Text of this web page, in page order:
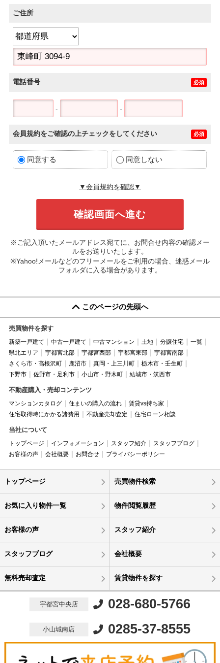
ご住所
電話番号 必須
- -
会員規約をご確認の上チェックをしてください 必須
同意する 同意しない
▼会員規約を確認▼
※ご記入頂いたメールアドレス宛てに、お問合せ内容の確認メー
ルをお送りいたします。
※Yahoo!メールなどのフリーメールをご利用の場合、迷惑メール
フォルダに入る場合があります。
このページの先頭へ
売買物件を探す
新築一戸建て 中古一戸建て 中古マンション 土地 分譲住宅
一覧
県北エリア
宇都宮北部 宇都宮西部 宇都宮東部
宇都宮南部
さくら市・高根沢町
鹿沼市 真岡・上三川町
栃木市・壬生町
下野市
佐野市・足利市 小山市・野木町 結城市・筑西市
不動産購入・売却コンテンツ
マンションカタログ 住まいの購入の流れ
賃貸vs持ち家
住宅取得時にかかる諸費用
不動産売却査定 住宅ローン相談
当社について
トップページ インフォメーション スタッフ紹介
スタッフブログ
お客様の声
会社概要 お問合せ プライバシーポリシー
トップページ 売買物件検索
お気に入り物件一覧 物件閲覧履歴
お客様の声 スタッフ紹介
スタッフブログ 会社概要
無料売却査定 賃貸物件を探す
宇都宮中央店 028-680-5766
小山城南店 0285-37-8555